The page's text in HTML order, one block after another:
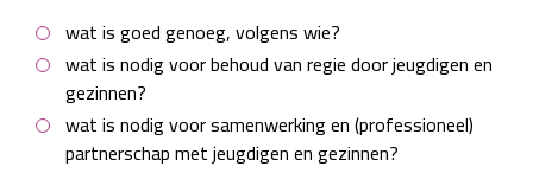
wat is goed genoeg, volgens wie?
wat is nodig voor behoud van regie door jeugdigen en
gezinnen?
wat is nodig voor samenwerking en (professioneel)
partnerschap met jeugdigen en gezinnen?